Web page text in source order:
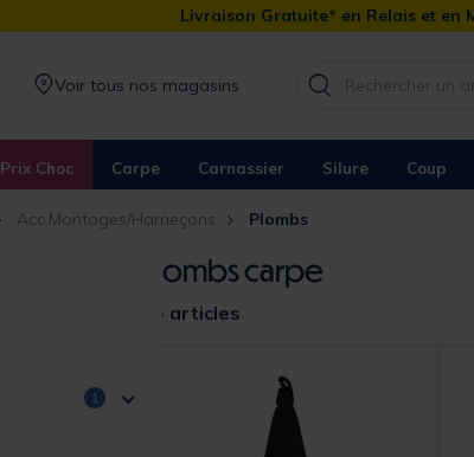
Livraison Gratuite* en Relais et en
Voir tous nos magasins
Prix Choc Carpe Carnassier Silure Coup
Acc.Montages/Hameçons Plombs
1
Plombs carpe
35 articles